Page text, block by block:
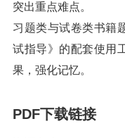
突出重点难点。
习题类与试卷类书籍
试指导》的配套使用
果，强化记忆。
PDF下载链接